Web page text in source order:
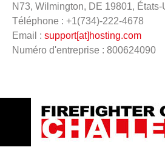
N73, Wilmington, DE 19801, États-
Téléphone : +1(734)-222-4678
Email : support[at]hosting.com
Numéro d'entreprise : 800624090